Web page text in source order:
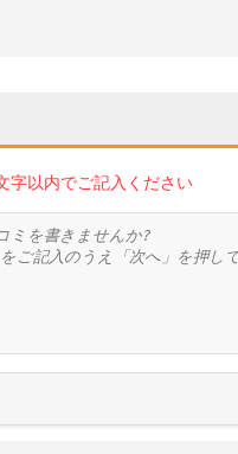
字以内でご記入ください